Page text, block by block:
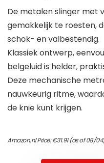
De metalen slinger met
gemakkelijk te roesten,
schok- en valbestendig.
Klassiek ontwerp,
belgeluid is helder,
Deze mechanische
nauwkeurig ritme,
de knie kunt krijgen.
Amazon.nl Price:€31.91(as of 08/